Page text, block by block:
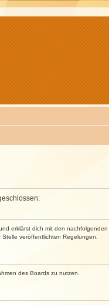
erklärst dich mit den
veröffentlichten Regelungen.
des Boards zu nutzen.